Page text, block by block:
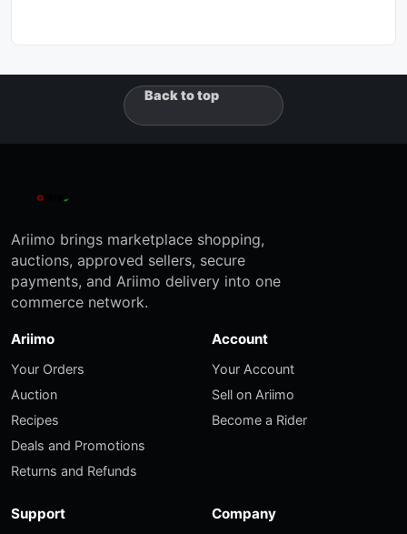
Back to top
Ariimo brings marketplace shopping,
auctions, approved sellers, secure
payments, and Ariimo delivery into one
commerce network.
Ariimo
Your Orders
Auction
Recipes
Deals and Promotions
Returns and Refunds
Account
Your Account
Sell on Ariimo
Become a Rider
Support Company